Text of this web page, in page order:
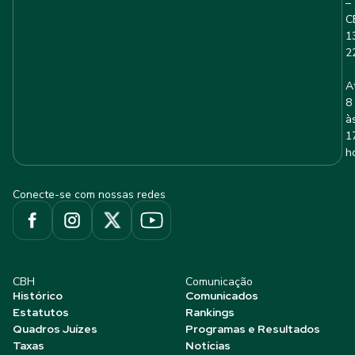
8
Conecte-se com nossas redes
CBH
Histórico
Estatutos
Quadros Juízes
Taxas
Comunicação
Comunicados
Rankings
Programas e Resultados
Notícias